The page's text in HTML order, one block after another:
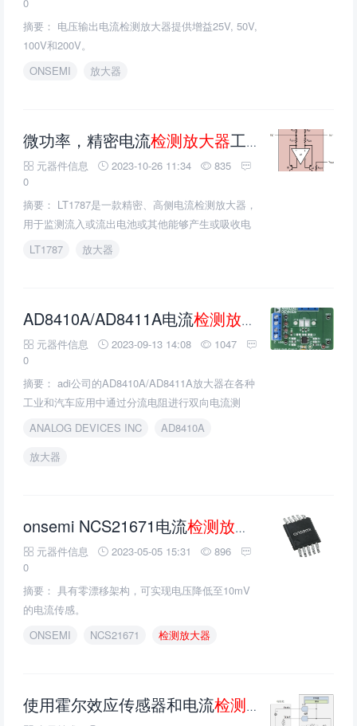
摘要： 电压输出电流检测放大器提供增益25V, 50V,
100V和200V。
ONSEMI
放大器
微功率，精密电流检测放大器工作范围为2.5V至60V
元器件信息 2023-10-26 11:34
835
0
摘要： LT1787是一款精密、高侧电流检测放大器，
用于监测流入或流出电池或其他能够产生或吸收电
流的元件的电流。
LT1787 放大器
AD8410A/AD8411A电流检测放大器 的介绍、
元器件信息 2023-09-13 14:08
1047
0
摘要： adi公司的AD8410A/AD8411A放大器在各种
工业和汽车应用中通过分流电阻进行双向电流测
量。
ANALOG DEVICES INC
AD8410A
放大器
onsemi NCS21671电流检测放大器 的介绍、
元器件信息 2023-05-05 15:31
896
0
摘要： 具有零漂移架构，可实现电压降低至10mV
的电流传感。
ONSEMI
NCS21671 检测放大器
使用霍尔效应传感器和电流检测放大器 进行真